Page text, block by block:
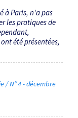
à Paris, n'a pas
les pratiques de
été présentées,
/ N° 4 - décembre